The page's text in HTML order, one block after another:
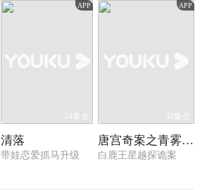
APP
24集全
清落
带娃恋爱抓马升级
APP
34集全
唐宫奇案之青雾风鸣
白鹿王星越探诡案